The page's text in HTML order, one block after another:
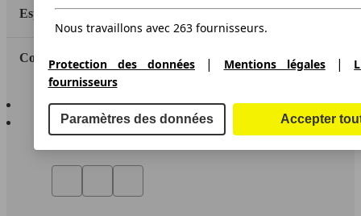
Espace Pro
Contact
AutoScout24 pour Android
Nous travaillons avec 263 fournisseurs.
Protection des données | Mentions légales|
fournisseurs
Paramètres des données Accepter